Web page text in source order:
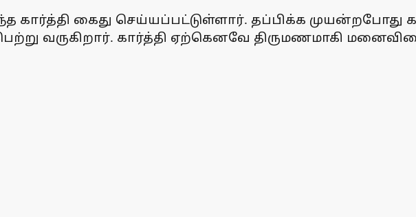
கைது செய்யப்பட்டுள்ளார். தப்பிக்க முயன்றபோது
வருகிறார். கார்த்தி ஏற்கெனவே திருமணமாகி